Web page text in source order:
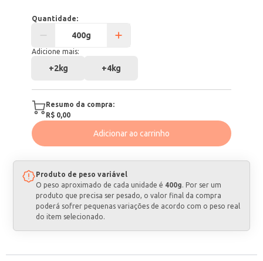
Quantidade:
Adicione mais:
+2kg +4kg
Resumo da compra:
R$ 0,00
Adicionar ao carrinho
Produto de peso variável
O peso aproximado de cada unidade é 400g. Por ser um
produto que precisa ser pesado, o valor final da compra
poderá sofrer pequenas variações de acordo com o peso real
do item selecionado.